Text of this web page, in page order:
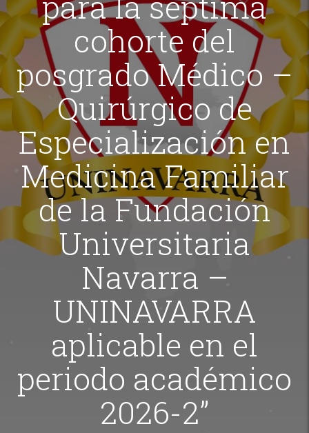
cohorte del
posgrado Médico –
Quirúrgico de
Especialización en
Medicina Familiar
de la Fundación
Universitaria
Navarra –
UNINAVARRA
aplicable en el
periodo académico
2026-2”